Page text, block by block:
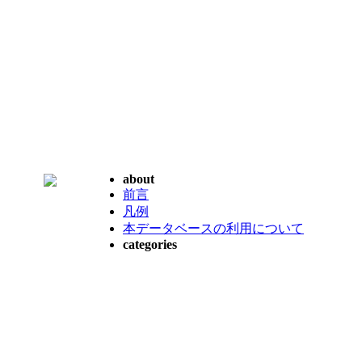
about
前言
凡例
本データベースの利用について
categories